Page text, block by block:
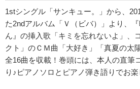
1stシングル「サンキュー。」から、
た2ndアルバム「Ｖ（ビバ）」より、
ん』の挿入歌「キミを忘れないよ」、
クト」のＣＭ曲「大好き」「真夏の太
全16曲を収載！巻頭には、本人の直筆
り♪ピアノソロとピアノ弾き語りでお楽